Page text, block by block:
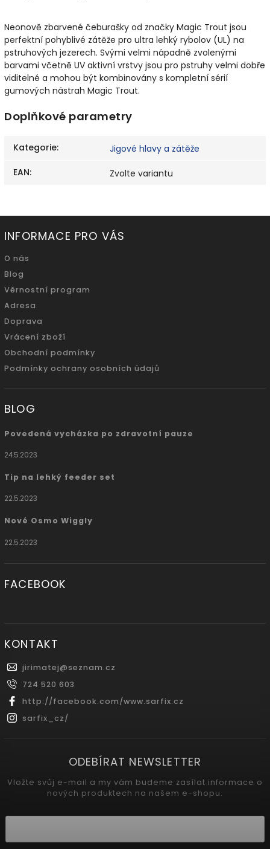
Neonově zbarvené čeburašky od značky Magic Trout jsou
perfektní pohyblivé zátěže pro ultra lehký rybolov (UL) na
pstruhových jezerech. Svými velmi nápadně zvolenými
barvami včetně UV aktivní vrstvy jsou pro pstruhy velmi dobře
viditelné a mohou být kombinovány s kompletní sérií
gumových nástrah Magic Trout.
Doplňkové parametry
Kategorie:
Jigové hlavy a zátěže
EAN: Zvolte variantu
INFORMACE PRO VÁS
O nás
Blog
Věrnostní program
Adresa
Doprava
Vrácení zboží
Obchodní podmínky
Podmínky ochrany osobních údajů
BLOG
Povedená vycházka po zdravotní pauze
24.5.2023
Tip na lehký feeder set
22.5.2023
Nové Osmo Wiggly
22.5.2023
FACEBOOK
KONTAKT
jirimatej@seznam.cz
724 520 603
http://facebook.com/www.sarfix.cz
sarfix_cz/
ODEBÍRAT NEWSLETTER
Vložte svůj e-mail a my vám budeme zasílat informace o
nových produktech na našem e-shopu.